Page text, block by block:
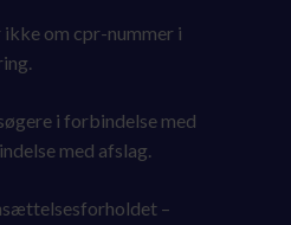
om cpr-nummer i
i forbindelse med
med afslag.
–